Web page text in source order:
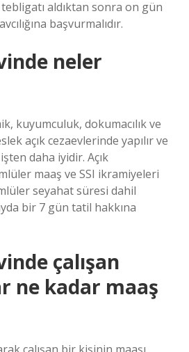
aldıktan sonra on gün
başvurmalıdır.
neler
kuyumculuk, dokumacılık ve
açık cezaevlerinde yapılır ve
daha iyidir. Açık
maaş ve SSI ikramiyeleri
seyahat süresi dahil
bir 7 gün tatil hakkına
çalışan
ne kadar maaş